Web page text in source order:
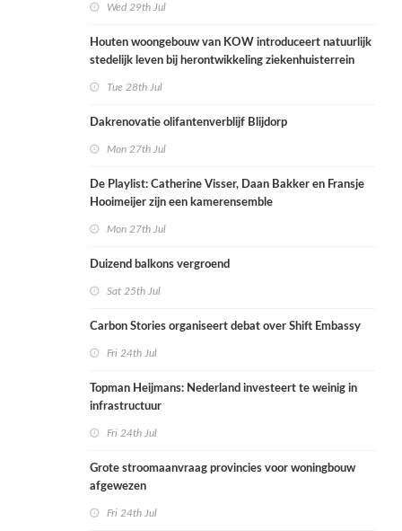
Wed 29th Jul
Houten woongebouw van KOW introduceert natuurlijk
stedelijk leven bij herontwikkeling ziekenhuisterrein
Tue 28th Jul
Dakrenovatie olifantenverblijf Blijdorp
Mon 27th Jul
De Playlist: Catherine Visser, Daan Bakker en Fransje
Hooimeijer zijn een kamerensemble
Mon 27th Jul
Duizend balkons vergroend
Sat 25th Jul
Carbon Stories organiseert debat over Shift Embassy
Fri 24th Jul
Topman Heijmans: Nederland investeert te weinig in
infrastructuur
Fri 24th Jul
Grote stroomaanvraag provincies voor woningbouw
afgewezen
Fri 24th Jul